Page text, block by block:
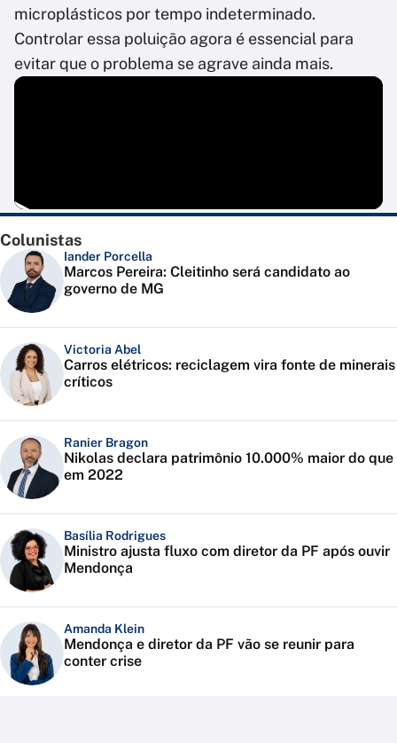
microplásticos por tempo indeterminado.
Controlar essa poluição agora é essencial para
evitar que o problema se agrave ainda mais.
Colunistas
Iander Porcella
Marcos Pereira: Cleitinho será candidato ao
governo de MG
Victoria Abel
Carros elétricos: reciclagem vira fonte de minerais
críticos
Ranier Bragon
Nikolas declara patrimônio 10.000% maior do que
em 2022
Basília Rodrigues
Ministro ajusta fluxo com diretor da PF após ouvir
Mendonça
Amanda Klein
Mendonça e diretor da PF vão se reunir para
conter crise